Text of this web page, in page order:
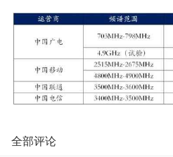
全部评论